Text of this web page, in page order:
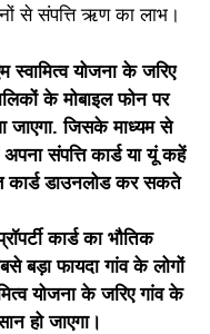
से संपत्ति ऋण का लाभ।
स्वामित्व योजना के जरिए
के मोबाइल फोन पर
जिसके माध्यम से
संपत्ति कार्ड या यूं कहें
कार्ड डाउनलोड कर सकते
कार्ड का भौतिक
बड़ा फायदा गांव के लोगों
योजना के जरिए गांव के
हो जाएगा।